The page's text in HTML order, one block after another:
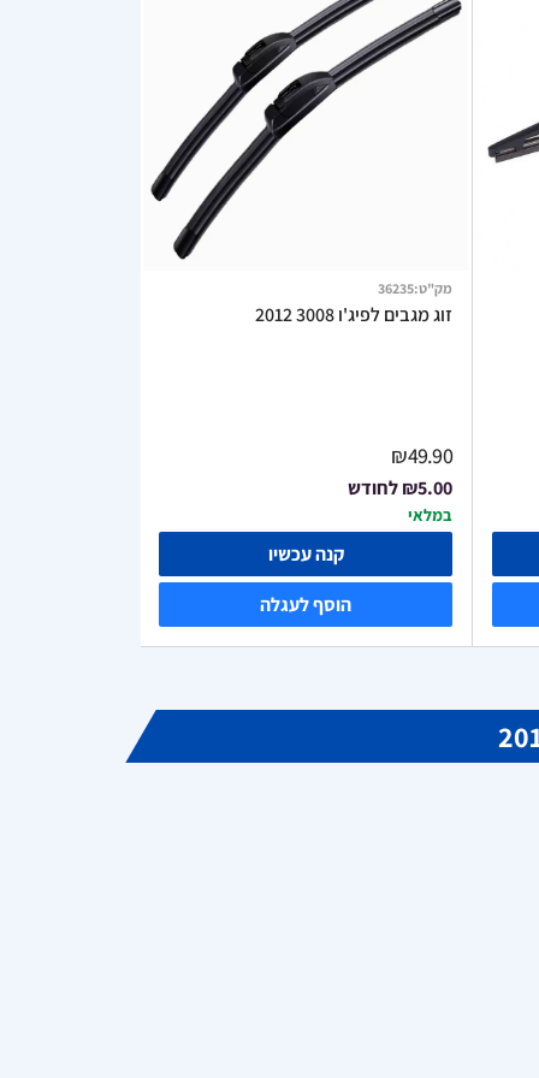
מק"ט:
36235
זוג מגבים לפיג'ו 3008 2012
₪49.90
₪5.00לחודש
במלאי
קנה עכשיו
הוסף לעגלה